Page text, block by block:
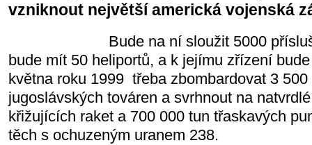
vzniknout největší americká vojenská
Bude na ní sloužit 5000
bude mít 50 heliportů, a k jejímu zřízení
května roku 1999 třeba zbombardovat 3
jugoslávských továren a svrhnout na
křižujících raket a 700 000 tun třaskavých
těch s ochuzeným uranem 238.